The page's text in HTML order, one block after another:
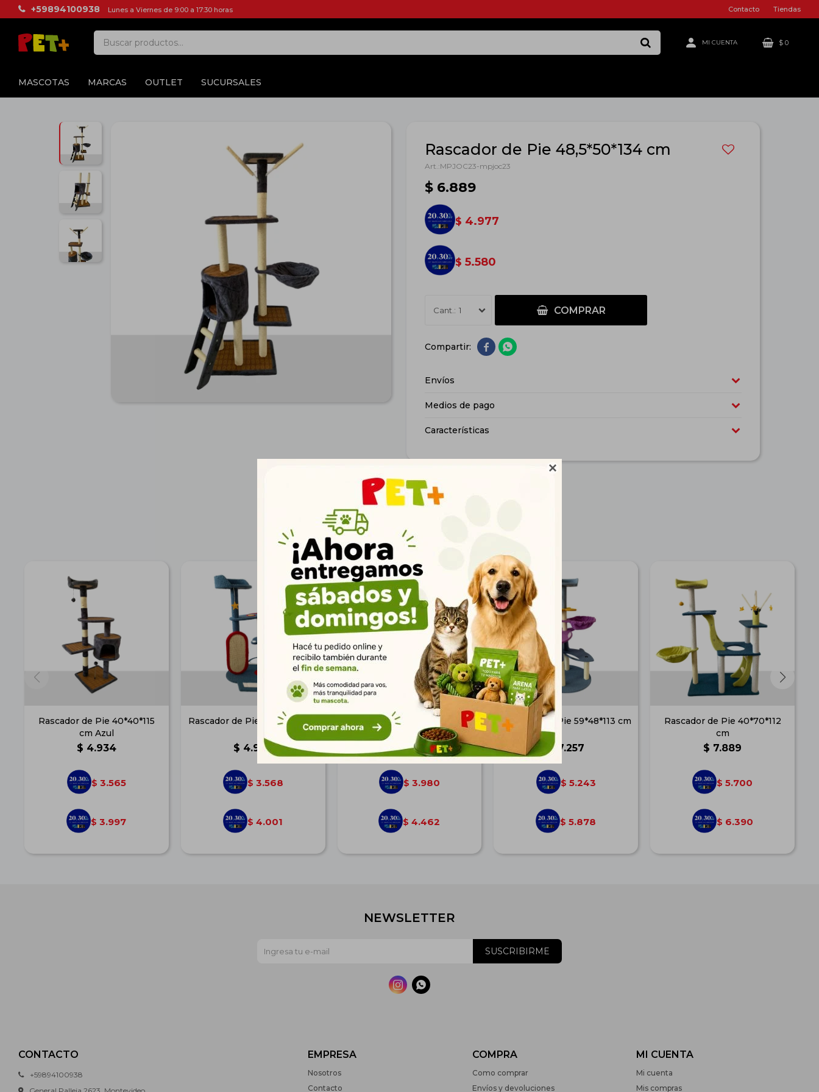

MASCOTAS MARCAS OUTLET SUCURSALES
$ 0
+59894100938 Lunes a Viernes de 9:00 a 17:30 horas Contacto Tiendas
Rascador de Pie 48,5*50*134 cm
MPJOC23-mpjoc23
$ 6.889
$ 4.977
$ 5.580
1 COMPRAR
 
Envíos
Medios de pago
Características
Productos que te pueden interesar
Rascador de Pie 40*40*115
cm Azul
$ 4.934
$ 3.565
$ 3.997
Rascador de Pie 60*52*85 cm
$ 4.939
$ 3.568
$ 4.001
Rascador de Pie 46,5*39*110
$ 5.509
$ 3.980
$ 4.462
Rascador de Pie 59*48*113 cm
$ 7.257
$ 5.243
$ 5.878
Rascador de Pie 40*70*112
cm
$ 7.889
$ 5.700
$ 6.390
CONTACTO
+59894100938
EMPRESA
Nosotros
Contacto
COMPRA
Como comprar
Envíos y devoluciones
MI CUENTA
Mi cuenta
Mis compras
NEWSLETTER
SUSCRIBIRME
 